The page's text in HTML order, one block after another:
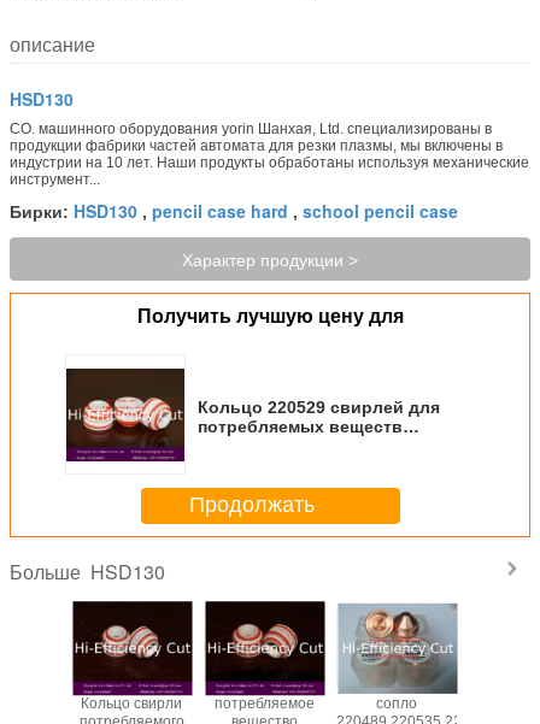
описание
HSD130
CO. машинного оборудования yorin Шанхая, Ltd. специализированы в
продукции фабрики частей автомата для резки плазмы, мы включены в
индустрии на 10 лет. Наши продукты обработаны используя механические
инструмент...
Бирки: HSD130 , pencil case hard , school pencil case
Характер продукции >
Получить лучшую цену для
Кольцо 220529 свирлей для
потребляемых веществ
Продолжать
Больше HSD130
Кольцо свирли
потребляемое
сопло